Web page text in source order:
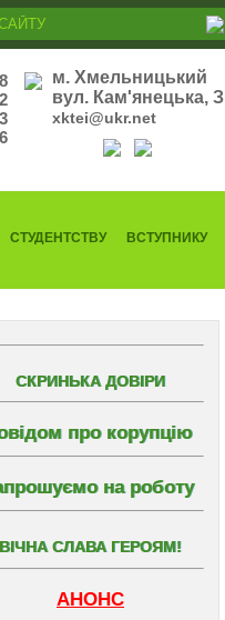
м. Хмельницький
вул. Кам'янецька, З
xktei@ukr.net
СТУДЕНТСТВУ ВСТУПНИКУ
СКРИНЬКА ДОВІРИ
про корупцію
на роботу
ВІЧНА СЛАВА ГЕРОЯМ!
АНОНС